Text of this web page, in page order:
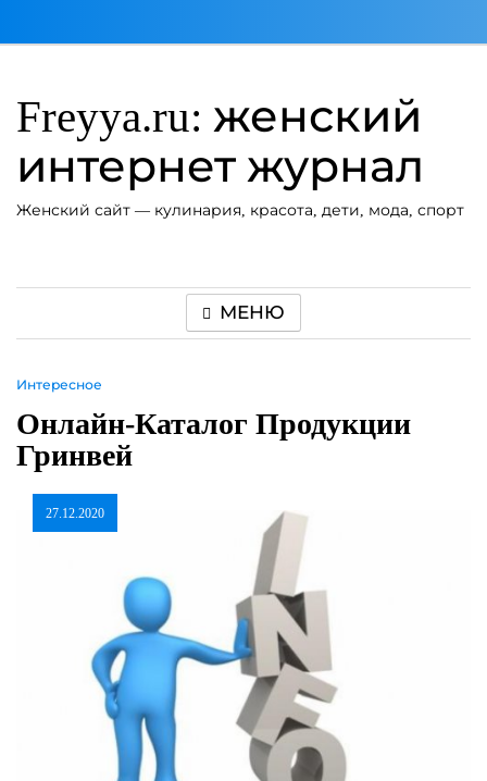
Freyya.ru: женский
интернет журнал
Женский сайт — кулинария, красота, дети, мода, спорт
МЕНЮ
Интересное
Онлайн-Каталог Продукции
Гринвей
27.12.2020